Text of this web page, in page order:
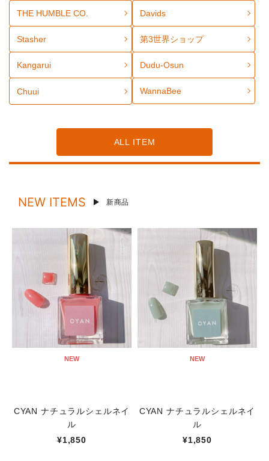
THE HUMBLE CO. Davids
Stasher 第3世界ショップ
Kangarui Dudu-Osun
Chuui WannaBee
ALL ITEM
NEW ITEMS 新商品
NEW
CYAN ナチュラルシェルネイ
ル
¥1,850
NEW
CYAN ナチュラルシェルネイ
ル
¥1,850